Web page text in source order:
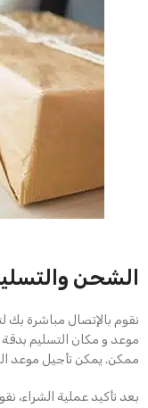
الشحن
نقوم بالإتصال مباشرة بك
موعد و مكان التسليم
ممكن. يمكن تأجيل موعد
بعد تأكيد عملية الشراء،